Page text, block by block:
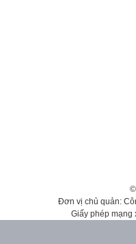
Đơn vị chủ quản:
Giấy phép mạng